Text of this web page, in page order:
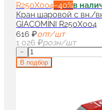
R250X004−40%в
Кран шаровой с вн./
GIACOMINI R250X004
616 ₽опт/шт
1 026 ₽розн/шт
−
В подбор